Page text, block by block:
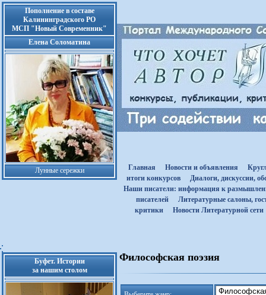
Пополнение в составе
Калининградского РО
МСП "Новый Современник"
Елена Соломатина
Лунные сережки Главная Новости и объявления
итоги конкурсов
Диалоги, дискуссии,
Наши писатели: информация к
писателей
Литературные салоны,
критики
Новости Литературной сети
Буфет. Истории
за нашим столом
Философская поэзия